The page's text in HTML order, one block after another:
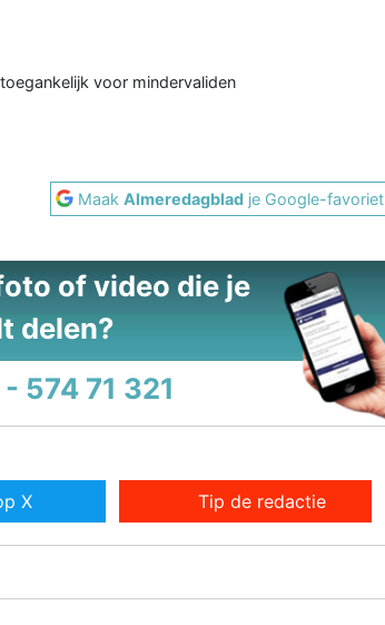
voor mindervaliden
MaakAlmeredagblad je Google-favoriet
of video die je
delen?
574 71 321
X Tip de redactie